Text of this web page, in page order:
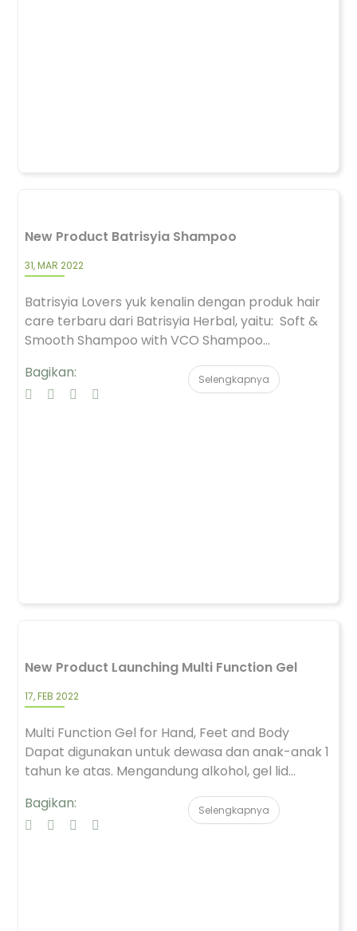
New Product Batrisyia Shampoo
31, MAR 2022
Batrisyia Lovers yuk kenalin dengan produk hair
care terbaru dari Batrisyia Herbal, yaitu: Soft &
Smooth Shampoo with VCO Shampoo...
Bagikan:
Selengkapnya
New Product Launching Multi Function Gel
17, FEB 2022
Multi Function Gel for Hand, Feet and Body
Dapat digunakan untuk dewasa dan anak-anak 1
tahun ke atas. Mengandung alkohol, gel lid...
Bagikan:
Selengkapnya